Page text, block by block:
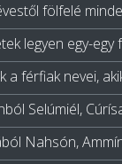
fölfelé
legyen egy-
a férfiak nevei,
Selúmiél,
Nahsón,